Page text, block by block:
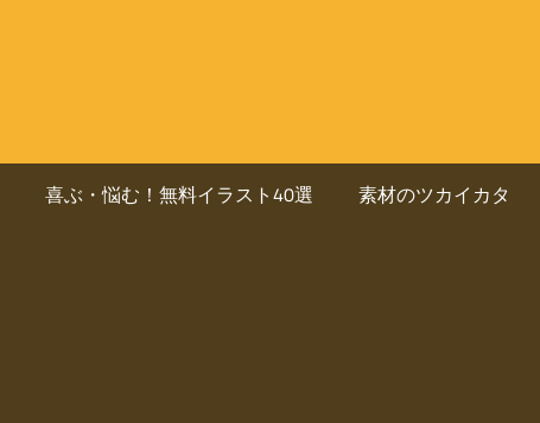
喜ぶ・悩む！無料イラスト40選 素材のツカイカタ